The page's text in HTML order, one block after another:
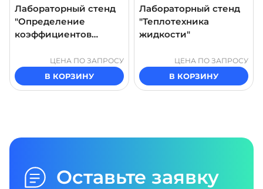
Лабораторный стенд
"Определение
коэффициентов
ЦЕНА ПО ЗАПРОСУ
В КОРЗИНУ
Лабораторный стенд
"Теплотехника
жидкости"
ЦЕНА ПО ЗАПРОСУ
В КОРЗИНУ
Оставьте заявку